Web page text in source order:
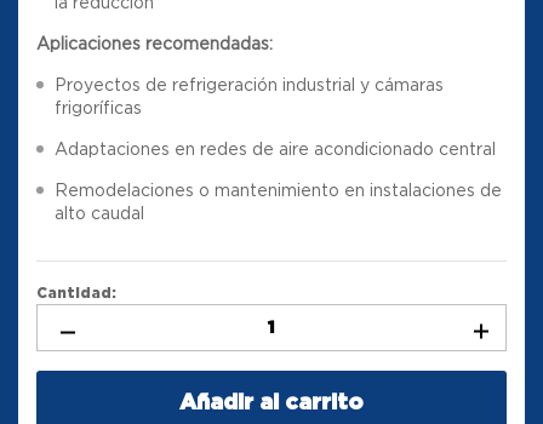
Aplicaciones recomendadas:
Proyectos de refrigeración industrial y cámaras
frigoríficas
Adaptaciones en redes de aire acondicionado central
Remodelaciones o mantenimiento en instalaciones de
alto caudal
Cantidad:
Añadir al carrito